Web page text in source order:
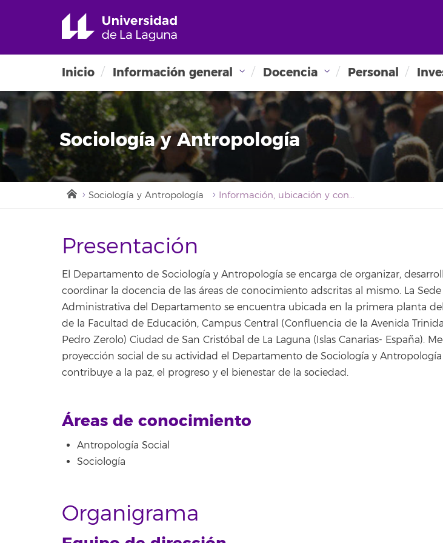
Inicio Información general Docencia Personal
Sociología y Antropología Información, ubicación y contacto
Sociología y Antropología
Presentación
El Departamento de Sociología y Antropología se encarga de organizar,
coordinar la docencia de las áreas de conocimiento adscritas al mismo. La Sede
Administrativa del Departamento se encuentra ubicada en la primera planta
de la Facultad de Educación, Campus Central (Confluencia de la Avenida
Pedro Zerolo) Ciudad de San Cristóbal de La Laguna (Islas Canarias- España).
proyección social de su actividad el Departamento de Sociología y Antropología
contribuye a la paz, el progreso y el bienestar de la sociedad.
Áreas de conocimiento
Antropología Social
Sociología
Organigrama